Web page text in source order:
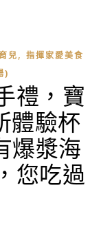
兒, 指揮家愛美食
)
禮，寶
體驗杯
爆漿海
您吃過